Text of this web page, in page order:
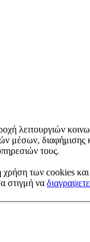
λειτουργιών
μέσων,
τους.
χρήση των cookies
στιγμή να διαγραψετε